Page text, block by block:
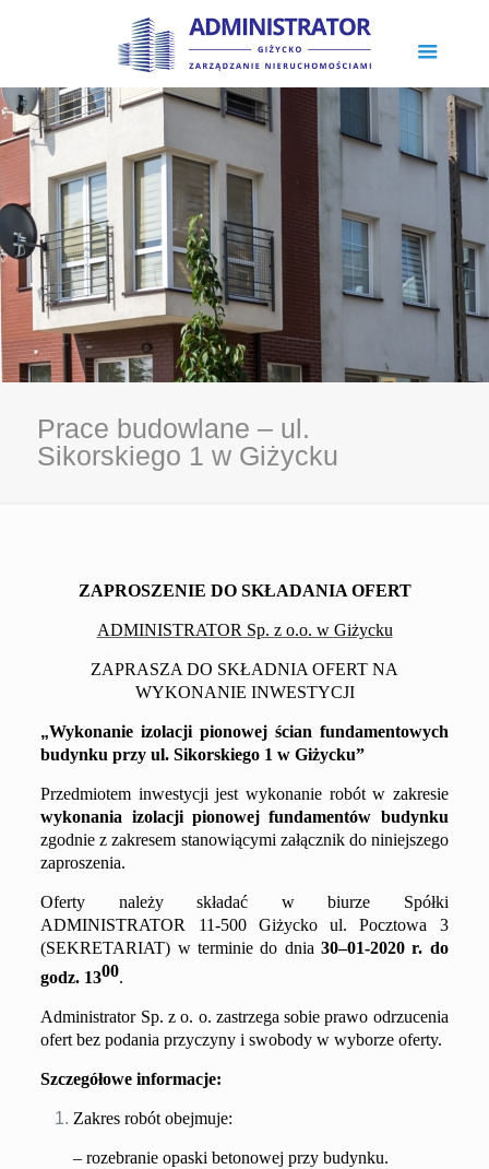
Prace budowlane – ul.
Sikorskiego 1 w Giżycku
ZAPROSZENIE DO SKŁADANIA OFERT
ADMINISTRATOR Sp. z o.o. w Giżycku
ZAPRASZA DO SKŁADNIA OFERT NA
WYKONANIE INWESTYCJI
„Wykonanie izolacji pionowej ścian fundamentowych
budynku przy ul.Sikorskiego 1 w Giżycku”
Przedmiotem inwestycji jest wykonanie robót w zakresie
wykonania izolacji pionowej fundamentów budynku
zgodnie zzakresem stanowiącymi załącznik do niniejszego
zaproszenia.
Oferty należy składać w biurze Spółki
ADMINISTRATOR 11-500 Giżycko ul. Pocztowa 3
(SEKRETARIAT) w terminie do dnia30–01-2020 r. do
godz. 1300.
Administrator Sp. z o. o. zastrzega sobie prawo odrzucenia
ofert bez podania przyczyny i swobody w wyborze oferty.
Szczegółowe informacje:
Zakres robót obejmuje:
– rozebranie opaski betonowej przy budynku.